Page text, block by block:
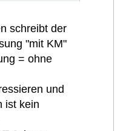
schreibt der
"mit KM"
= ohne
und
ist kein